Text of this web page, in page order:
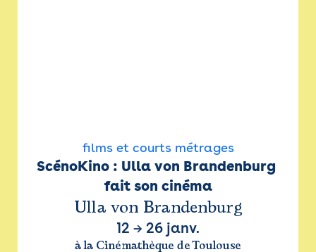
films et courts métrages
ScénoKino : Ulla von Brandenburg
fait son cinéma
Ulla von Brandenburg
12 → 26 janv.
à la Cinémathèque de Toulouse